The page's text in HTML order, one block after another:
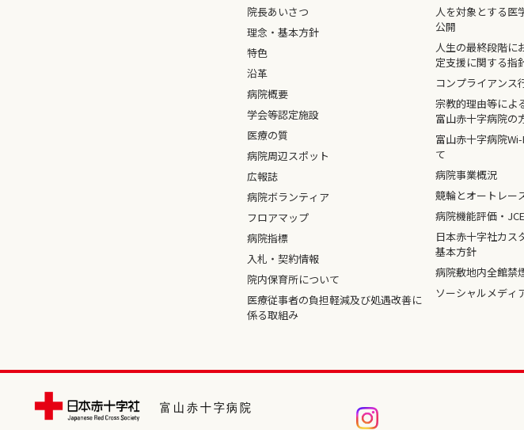
院長あいさつ
理念・基本方針
特色
沿革
病院概要
学会等認定施設
医療の質
病院周辺スポット
広報誌
病院ボランティア
フロアマップ
病院指標
入札・契約情報
院内保育所について
医療従事者の負担軽減及び処遇改善に
係る取組み
人を対象とする医
公開
人生の最終段階に
定支援に関する指
コンプライアンス
宗教的理由等によ
富山赤十字病院の
富山赤十字病院
て
病院事業概況
競輪とオートレー
病院機能評価・
日本赤十字社カス
基本方針
病院敷地内全館禁
ソーシャルメディ